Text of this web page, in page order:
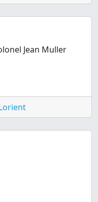
Jean Muller